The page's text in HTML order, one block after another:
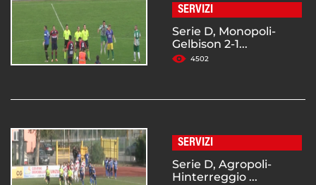
SERVIZI
Serie D, Monopoli-
Gelbison 2-1...
4502
SERVIZI
Serie D, Agropoli-
Hinterreggio ...